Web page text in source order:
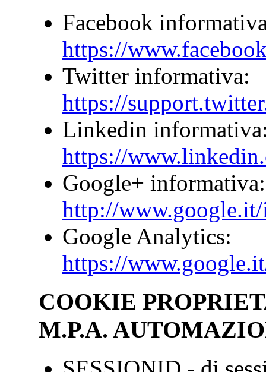
Facebook
https://
Twitter informativa:
https://
Linkedin
https://
Google+ informativa:
http://
Google Analytics:
https://
COOKIE
M.P.A.